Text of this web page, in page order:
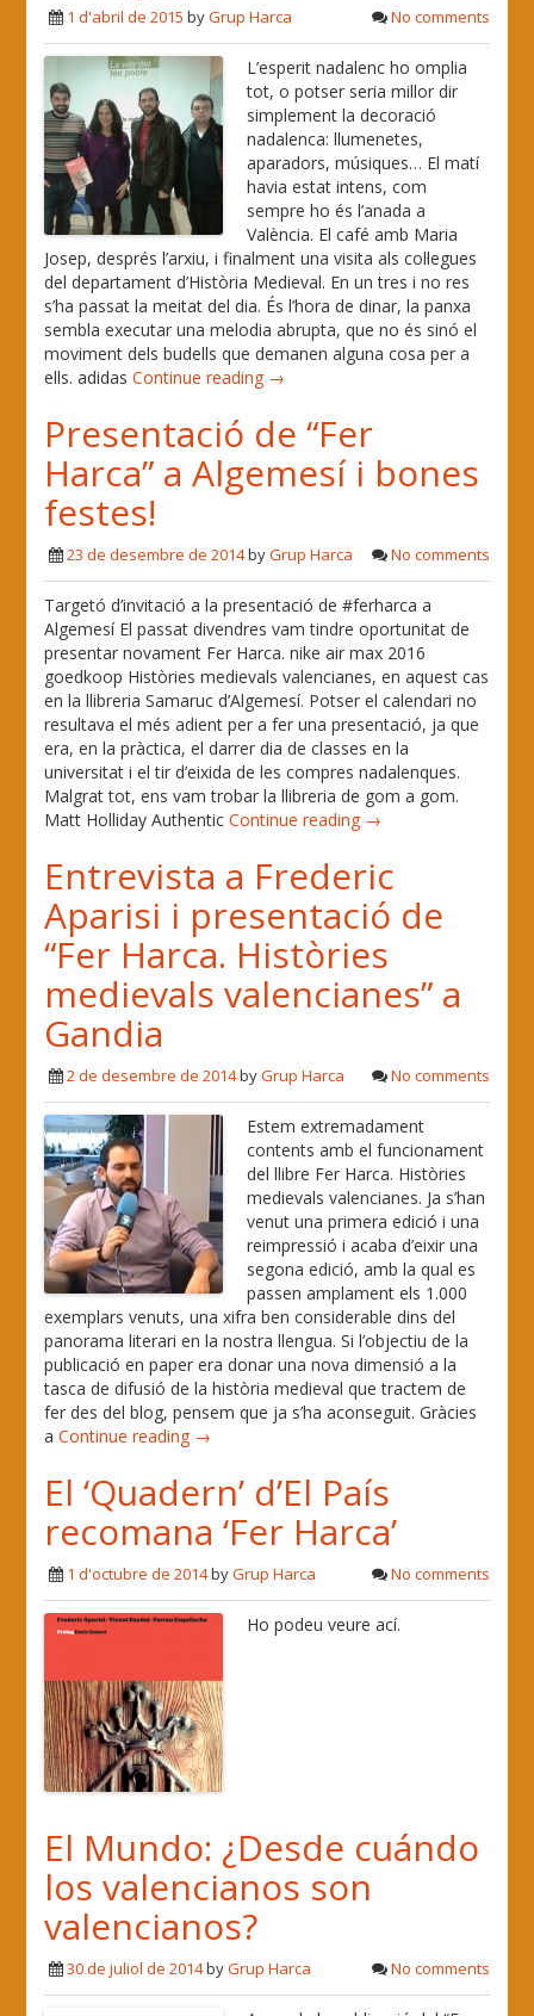
1 d'abril de 2015 byGrup Harca No comments
L’esperit nadalenc ho omplia
tot, o potser seria millor dir
simplement la decoració
nadalenca: llumenetes,
aparadors, músiques… El matí
havia estat intens, com
sempre ho és l’anada a
València. El café amb Maria
Josep, després l’arxiu, i finalment una visita als col·legues
del departament d’Història Medieval. En un tres i no res
s’ha passat la meitat del dia. És l’hora de dinar, la panxa
sembla executar una melodia abrupta, que no és sinó el
moviment dels budells que demanen alguna cosa per a
ells. adidasContinue reading →
Presentació de “Fer
Harca” a Algemesí i bones
festes!
23 de desembre de 2014byGrup Harca No comments
Targetó d’invitació a la presentació de #ferharca a
Algemesí El passat divendres vam tindre oportunitat de
presentar novament Fer Harca. nike air max 2016
goedkoop Històries medievals valencianes, en aquest cas
en la llibreria Samaruc d’Algemesí. Potser el calendari no
resultava el més adient per a fer una presentació, ja que
era, en la pràctica, el darrer dia de classes en la
universitat i el tir d’eixida de les compres nadalenques.
Malgrat tot, ens vam trobar la llibreria de gom a gom.
Matt Holliday AuthenticContinue reading →
Entrevista a Frederic
Aparisi i presentació de
“Fer Harca. Històries
medievals valencianes” a
Gandia
2 de desembre de 2014byGrup Harca No comments
Estem extremadament
contents amb el funcionament
del llibre Fer Harca. Històries
medievals valencianes. Ja s’han
venut una primera edició i una
reimpressió i acaba d’eixir una
segona edició, amb la qual es
passen amplament els 1.000
exemplars venuts, una xifra ben considerable dins del
panorama literari en la nostra llengua. Si l’objectiu de la
publicació en paper era donar una nova dimensió a la
tasca de difusió de la història medieval que tractem de
fer des del blog, pensem que ja s’ha aconseguit. Gràcies
aContinue reading →
El ‘Quadern’ d’El País
recomana ‘Fer Harca’
1 d'octubre de 2014byGrup Harca No comments
Ho podeu veure ací.
El Mundo: ¿Desde cuándo
los valencianos son
valencianos?
30 de juliol de 2014byGrup Harca No comments